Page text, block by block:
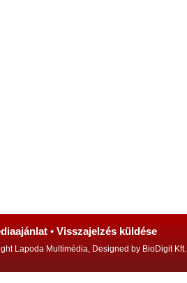
• Visszajelzés küldése
Lapoda Multimédia, Designed by BioDigit Kft.